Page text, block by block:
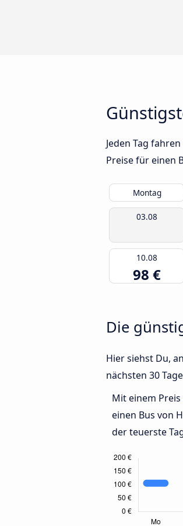
Jeden Tag
Preise für einen
Montag
03.08
10.08
98 €
Die
Hier siehst Du,
nächsten 30
Mit einem Preis
einen Bus von
der teuerste